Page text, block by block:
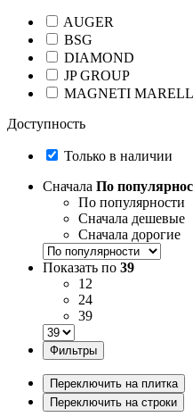
AUGER
BSG
DIAMOND
JP GROUP
MAGNETI
Доступность
Только в наличии
Сначала По
По популярности
Сначала дешевые
Сначала дорогие
Показать по 39
12
24
39
Фильтры
Переключить на плитка
Переключить на строки